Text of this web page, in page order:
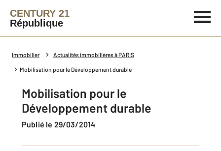
CENTURY 21
République
Immobilier Actualités immobilières à PARIS
Mobilisation pour le Développement durable
Mobilisation pour le
Développement durable
Publié le 29/03/2014